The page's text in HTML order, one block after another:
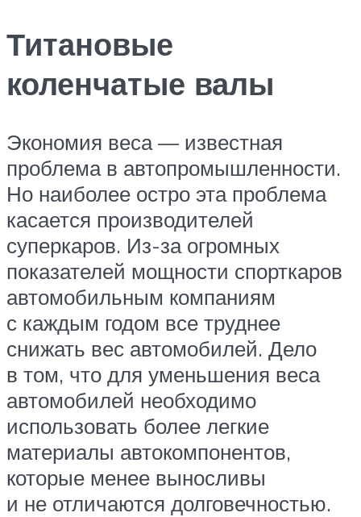
Титановые
коленчатые валы
Экономия веса — известная
проблема в автопромышленности.
Но наиболее остро эта проблема
касается производителей
суперкаров. Из-за огромных
показателей мощности спорткаров
автомобильным компаниям
с каждым годом все труднее
снижать вес автомобилей. Дело
в том, что для уменьшения веса
автомобилей необходимо
использовать более легкие
материалы автокомпонентов,
которые менее выносливы
и не отличаются долговечностью.